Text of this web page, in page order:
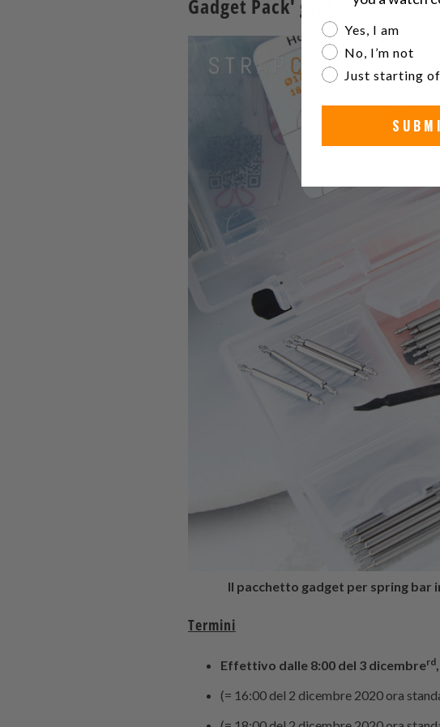
Gadget Pack' gratuito.
Il pacchetto gadget per spring bar
Termini
Effettivo dalle 8:00 del 3 dicembrerd
(= 16:00 del 2 dicembre 2020 ora
Are you a watch
Yes, I am
No, I’m not
Just starting